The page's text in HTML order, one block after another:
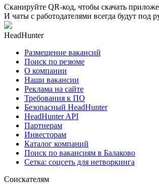
Сканируйте QR-код, чтобы скачать
И чаты с работодателями всегда будут под
HeadHunter
Размещение вакансий
Поиск по резюме
О компании
Наши вакансии
Реклама на сайте
Требования к ПО
Безопасный HeadHunter
HeadHunter API
Партнерам
Инвесторам
Каталог компаний
Поиск по вакансиям в Балаково
Сетка: соцсеть для нетворкинга
Соискателям